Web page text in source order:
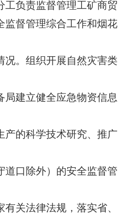
工负责监督管理工矿商贸
监督管理综合工作和烟花
。组织开展自然灾害类
建立健全应急物资信息
的科学技术研究、推广
口除外）的安全监督管
关法律法规，落实省、